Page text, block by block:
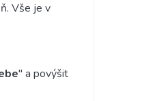
Vše je v
" a povýšit